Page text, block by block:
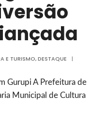
E TURISMO,DESTAQUE
|
Gurupi A Prefeitura de
Municipal de Cultura